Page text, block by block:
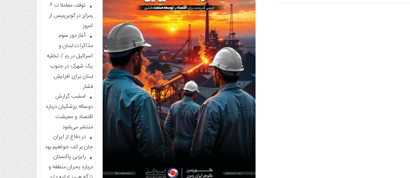
توقف معاملات ۶
رمزارز در کوین‌بیس از
امروز
آغاز دور سوم
مذاکرات لبنان و
اسرائیل در رم / تخلیه
یک شهرک در جنوب
لبنان برای افزایش
فشار
امشب گزارش
دوساله پزشکیان درباره
اقتصاد و معیشت
منتشر می‌شود
در دفاع از ایران
جان بر کف خواهیم بود
رایزنی پاکستان
درباره بحران منطقه و